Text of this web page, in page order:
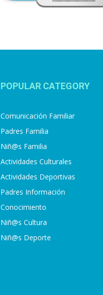
POPULAR CATEGORY
Comunicación Familiar
Padres Familia
Niñ@s Familia
Actividades Culturales
Actividades Deportivas
Padres Información
Conocimiento
Niñ@s Cultura
Niñ@s Deporte